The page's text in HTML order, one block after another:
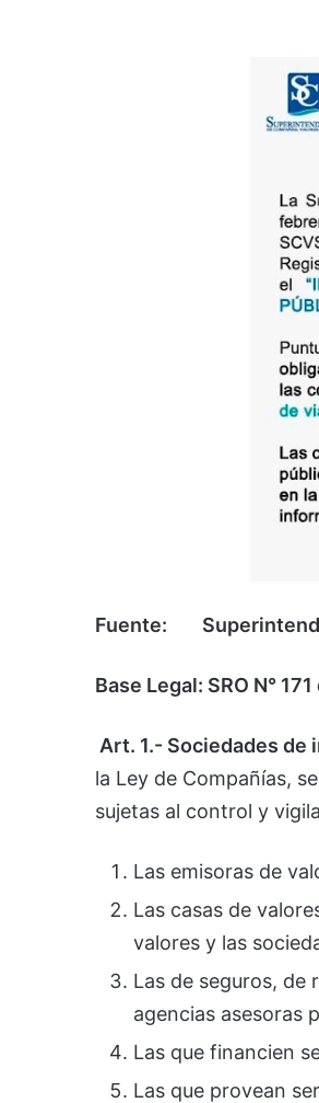
Fuente:
Base Legal: SRO N°
Art. 1.- Sociedades de
la Ley de Compañías,
sujetas al control y
Las emisoras de
Las casas de
valores y las
Las de seguros, de
agencias asesoras
Las que financien
Las que provean